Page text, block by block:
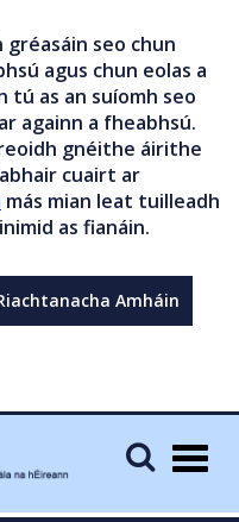
seo chun
agus chun eolas a
tú as an suíomh seo
againn a fheabhsú.
gnéithe áirithe
cuairt ar
más mian leat tuilleadh
as fianáin.
Amháin